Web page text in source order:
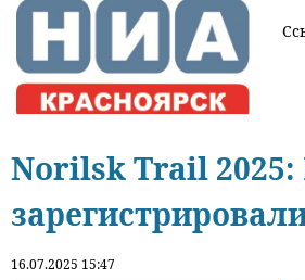
Norilsk Trail 2025:
16.07.2025 15:47